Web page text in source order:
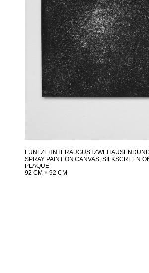
SPRAY PAINT ON CANVAS, SILKSCREEN
PLAQUE
92 CM × 92 CM